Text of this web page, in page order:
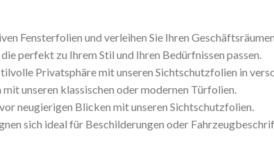
Fensterfolien und verleihen Sie Ihren
perfekt zu Ihrem Stil und Ihren Bedürfnissen passen.
Privatsphäre mit unseren Sichtschutzfolien in
unseren klassischen oder modernen Türfolien.
neugierigen Blicken mit unseren Sichtschutzfolien.
sich ideal für Beschilderungen oder